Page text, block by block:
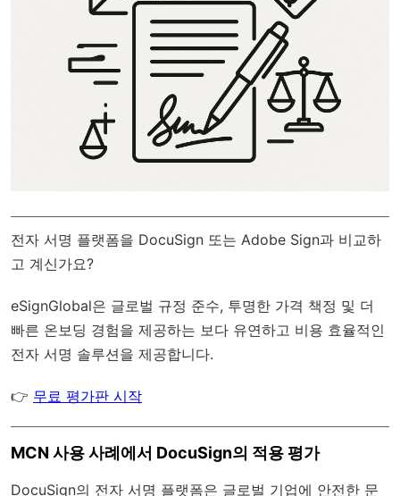
전자 서명 플랫폼을 DocuSign 또는 Adobe Sign과 비교하
고 계신가요?
eSignGlobal은 글로벌 규정 준수, 투명한 가격 책정 및 더
빠른 온보딩 경험을 제공하는 보다 유연하고 비용 효율적인
전자 서명 솔루션을 제공합니다.
👉 무료 평가판 시작
MCN 사용 사례에서 DocuSign의 적용 평가
DocuSign의 전자 서명 플랫폼은 글로벌 기업에 안전한 문